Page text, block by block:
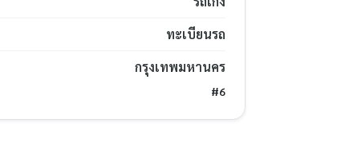
ทะเบียนรถ
กรุงเทพมหานคร
#6